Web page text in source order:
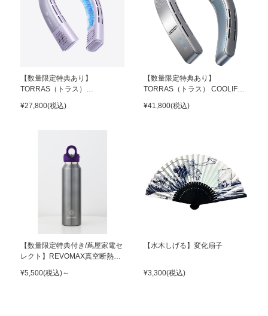
【数量限定特典あり】
TORRAS（トラス）
ー パープル
¥27,800(税込)
【数量限定特典あり】
TORRAS（トラス） COOLIFY
シルバー
¥41,800(税込)
【数量限定特典付き/蔦屋家電セ
レクト】REVOMAX真空断熱ボ
クパープル
¥5,500(税込)～
【水木しげる】変化扇子
¥3,300(税込)